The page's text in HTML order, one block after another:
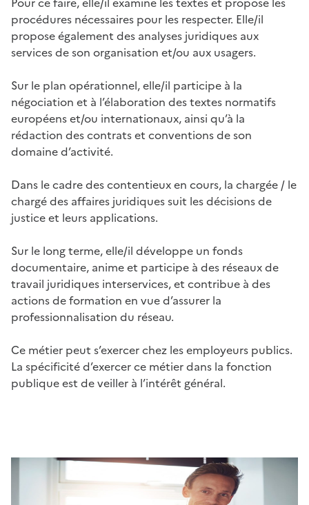
procédures nécessaires pour les respecter. Elle/il
propose également des analyses juridiques aux
services de son organisation et/ou aux usagers.
Sur le plan opérationnel, elle/il participe à la
négociation et à l’élaboration des textes normatifs
européens et/ou internationaux, ainsi qu’à la
rédaction des contrats et conventions de son
domaine d’activité.
Dans le cadre des contentieux en cours, la chargée / le
chargé des affaires juridiques suit les décisions de
justice et leurs applications.
Sur le long terme, elle/il développe un fonds
documentaire, anime et participe à des réseaux de
travail juridiques interservices, et contribue à des
actions de formation en vue d’assurer la
professionnalisation du réseau.
Ce métier peut s’exercer chez les employeurs publics.
La spécificité d’exercer ce métier dans la fonction
publique est de veiller à l’intérêt général.